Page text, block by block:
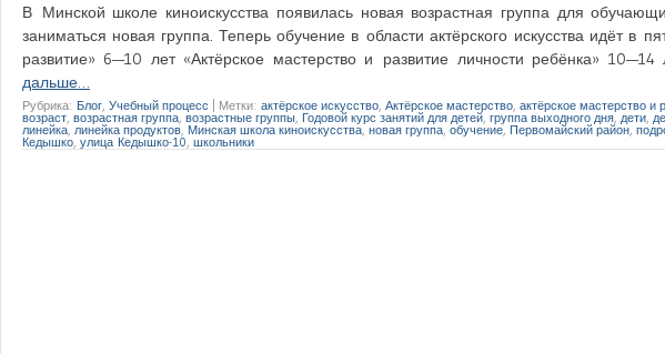
В Минской школе киноискусства появилась новая возрастная группа для
заниматься новая группа. Теперь обучение в области актёрского искусства идёт в
развитие» 6—10 лет «Актёрское мастерство и развитие личности ребёнка»
дальше…
Рубрика: Блог Учебный процесс Метки: актёрское искусство Актёрское мастерство актёрское мастерство и
возраст возрастная группа возрастные группы Годовой курс занятий для детей группа выходного дня, дети
линейка линейка продуктов Минская школа киноискусства, новая группа обучение, Первомайский район
Кедышко улица Кедышко-10 школьники